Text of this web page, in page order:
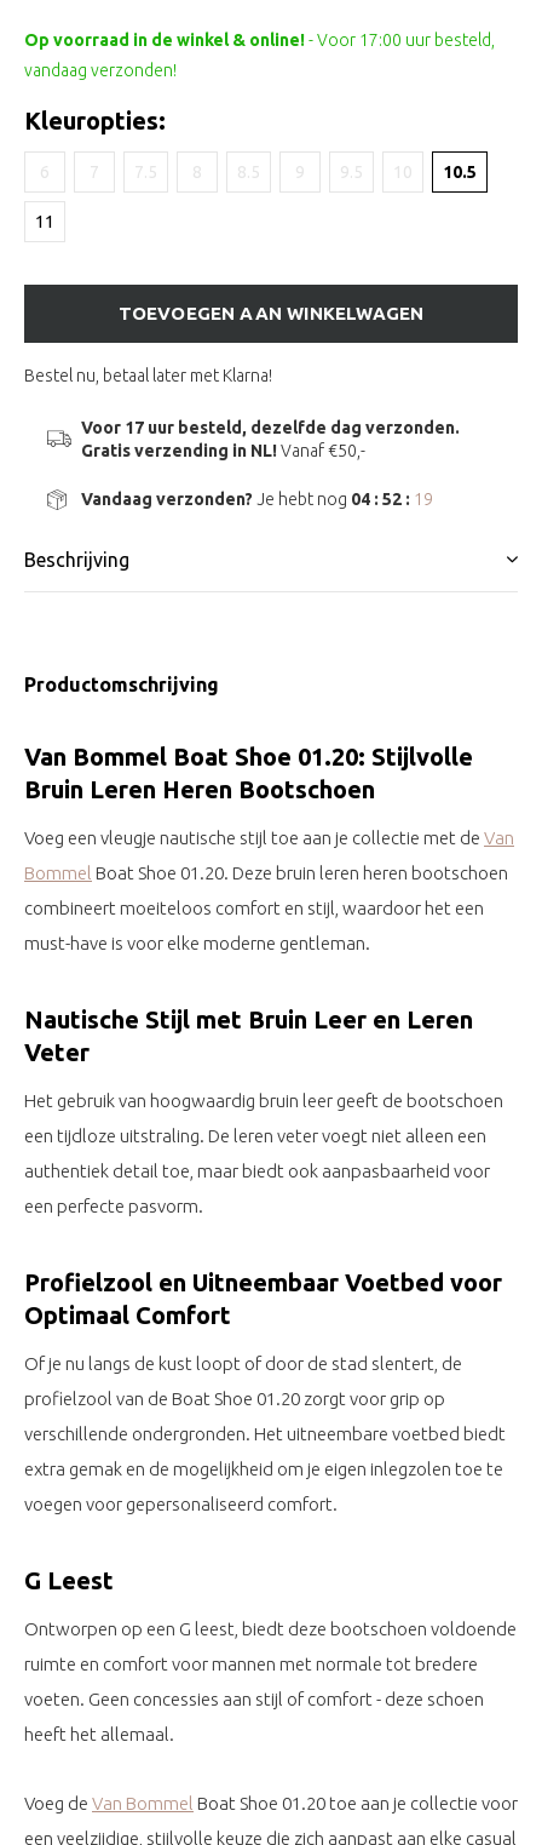
Op voorraad in de winkel & online!- Voor 17:00 uur besteld,
vandaag verzonden!
Kleuropties:
6 7 7.5 8 8.5 9 9.5 10 10.5
11
TOEVOEGEN AAN WINKELWAGEN
Bestel nu, betaal later met Klarna!
Voor 17 uur besteld, dezelfde dag verzonden.
Gratis verzending in NL!Vanaf €50,-
Vandaag verzonden? Je hebt nog 04 : 52 : 18
Beschrijving
Productomschrijving
Van Bommel Boat Shoe 01.20: Stijlvolle
Bruin Leren Heren Bootschoen
Voeg een vleugje nautische stijl toe aan je collectie met de Van
Bommel Boat Shoe 01.20. Deze bruin leren heren bootschoen
combineert moeiteloos comfort en stijl, waardoor het een
must-have is voor elke moderne gentleman.
Nautische Stijl met Bruin Leer en Leren
Veter
Het gebruik van hoogwaardig bruin leer geeft de bootschoen
een tijdloze uitstraling. De leren veter voegt niet alleen een
authentiek detail toe, maar biedt ook aanpasbaarheid voor
een perfecte pasvorm.
Profielzool en Uitneembaar Voetbed voor
Optimaal Comfort
Of je nu langs de kust loopt of door de stad slentert, de
profielzool van de Boat Shoe 01.20 zorgt voor grip op
verschillende ondergronden. Het uitneembare voetbed biedt
extra gemak en de mogelijkheid om je eigen inlegzolen toe te
voegen voor gepersonaliseerd comfort.
G Leest
Ontworpen op een G leest, biedt deze bootschoen voldoende
ruimte en comfort voor mannen met normale tot bredere
voeten. Geen concessies aan stijl of comfort - deze schoen
heeft het allemaal.
Voeg de Van Bommel Boat Shoe 01.20 toe aan je collectie voor
een veelzijdige, stijlvolle keuze die zich aanpast aan elke casual